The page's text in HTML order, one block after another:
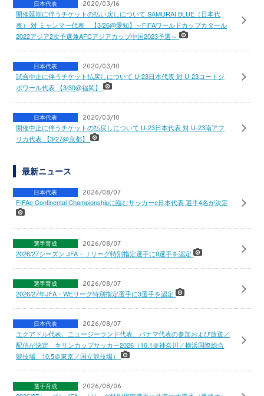
日本代表 2020/03/16
開催延期に伴うチケットの払い戻しについて SAMURAI BLUE（日本代
表） 対 ミャンマー代表 【3/26@愛知】～FIFAワールドカップカタール
2022アジア2次予選兼AFCアジアカップ中国2023予選～
日本代表 2020/03/10
試合中止に伴うチケット払戻しについて U-23日本代表 対 U-23コートジ
ボワール代表 【3/30@福岡】
日本代表 2020/03/10
開催中止に伴うチケットの払戻しについて U-23日本代表 対 U-23南アフ
リカ代表 【3/27@京都】
最新ニュース
日本代表 2026/08/07
FIFAe Continental Championshipに臨むサッカーe日本代表 選手4名が決定
選手育成 2026/08/07
2026/27シーズン JFA・Ｊリーグ特別指定選手に9選手を認定
選手育成 2026/08/07
2026/27年JFA・WEリーグ特別指定選手に3選手を認定
日本代表 2026/08/07
エクアドル代表、ニュージーランド代表、パナマ代表の参加および放送／
配信が決定 キリンカップサッカー2026（10.1＠神奈川／横浜国際総合
競技場、10.5＠東京／国立競技場）
選手育成 2026/08/06